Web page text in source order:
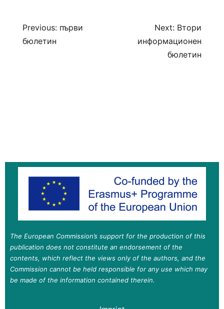
Previous: първи
бюлетин
Next: Втори
информационен
бюлетин
The European Commission’s support for the production of this
publication does not constitute an endorsement of the
contents, which reflect the views only of the authors, and the
Commission cannot be held responsible for any use which may
be made of the information contained therein.